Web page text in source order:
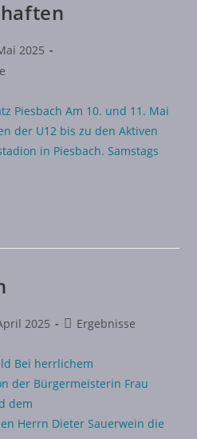
2025
Piesbach Am 10. und 11. Mai
der U12 bis zu den Aktiven
in Piesbach. Samstags
2025 Ergebnisse
Bei herrlichem
der Bürgermeisterin Frau
dem
Herrn Dieter Sauerwein die